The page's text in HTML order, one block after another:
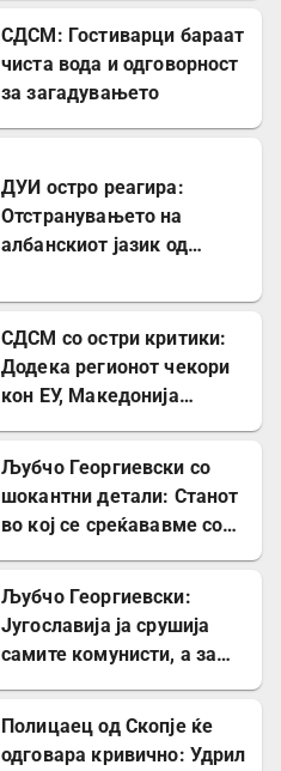
СДСМ: Гостиварци бараат
чиста вода и одговорност
за загадувањето
ДУИ остро реагира:
Отстранувањето на
албанскиот јазик од
тешка провокација
СДСМ со остри критики:
Додека регионот чекори
кон ЕУ, Македонија
Љубчо Георгиевски со
шокантни детали: Станот
во кој се среќававме со
Љубчо Георгиевски:
Југославија ја срушија
самите комунисти, а за
молчеа освен мене
Полицаец од Скопје ќе
одговара кривично: Удрил